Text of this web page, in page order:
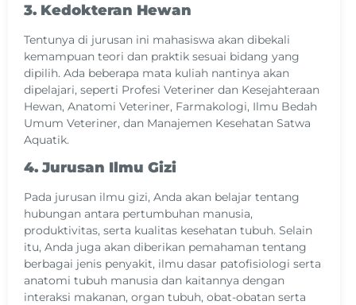
3. Kedokteran Hewan
Tentunya di jurusan ini mahasiswa akan dibekali
kemampuan teori dan praktik sesuai bidang yang
dipilih. Ada beberapa mata kuliah nantinya akan
dipelajari, seperti Profesi Veteriner dan Kesejahteraan
Hewan, Anatomi Veteriner, Farmakologi, Ilmu Bedah
Umum Veteriner, dan Manajemen Kesehatan Satwa
Aquatik.
4. Jurusan Ilmu Gizi
Pada jurusan ilmu gizi, Anda akan belajar tentang
hubungan antara pertumbuhan manusia,
produktivitas, serta kualitas kesehatan tubuh. Selain
itu, Anda juga akan diberikan pemahaman tentang
berbagai jenis penyakit, ilmu dasar patofisiologi serta
anatomi tubuh manusia dan kaitannya dengan
interaksi makanan, organ tubuh, obat-obatan serta